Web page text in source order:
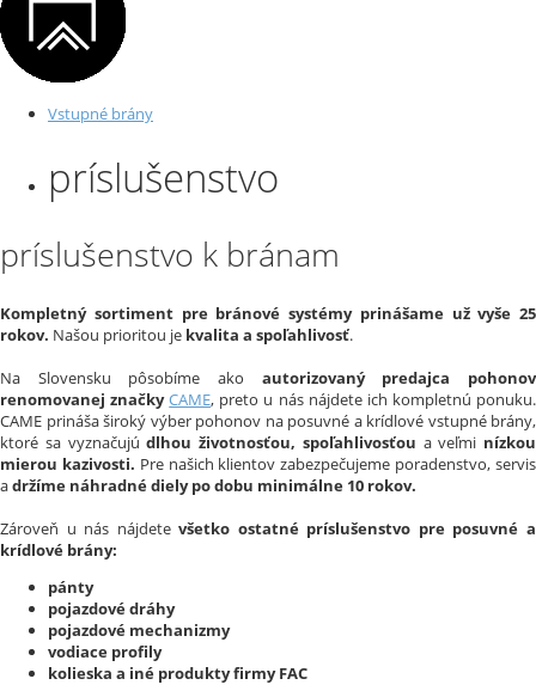
Vstupné brány
príslušenstvo
príslušenstvo k bránam
Kompletný sortiment pre bránové systémy prinášame už vyše 25
rokov. Našou prioritou je kvalita a spoľahlivosť.
Na Slovensku pôsobíme ako autorizovaný predajca pohonov
renomovanej značkyCAME, preto u nás nájdete ich kompletnú ponuku.
CAME prináša široký výber pohonov na posuvné a krídlové vstupné brány,
ktoré sa vyznačujúdlhou životnosťou, spoľahlivosťou a veľmi nízkou
mierou kazivosti. Pre našich klientov zabezpečujeme poradenstvo, servis
adržíme náhradné diely po dobu minimálne 10 rokov.
Zároveň u nás nájdetevšetko ostatné príslušenstvo pre posuvné a
krídlové brány:
pánty
pojazdové dráhy
pojazdové mechanizmy
vodiace profily
kolieska a iné produkty firmy FAC